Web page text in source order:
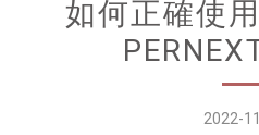
如何正確使
2022-